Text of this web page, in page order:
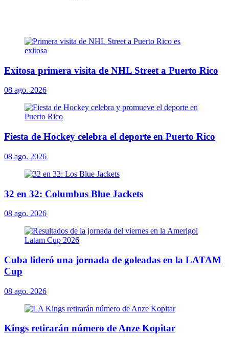
Exitosa primera visita de NHL Street a Puerto Rico
08 ago. 2026
Fiesta de Hockey celebra el deporte en Puerto Rico
08 ago. 2026
32 en 32: Columbus Blue Jackets
08 ago. 2026
Cuba lideró una jornada de goleadas en la LATAM
Cup
08 ago. 2026
Kings retirarán número de Anze Kopitar